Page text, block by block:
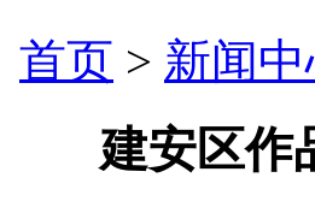
首页 > 新闻
建安区作